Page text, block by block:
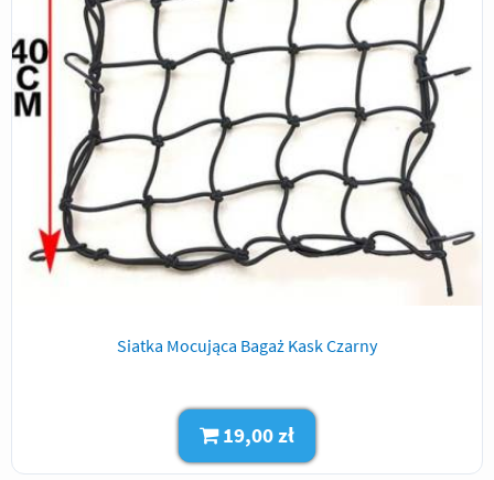
Siatka Mocująca Bagaż Kask Czarny
19,00 zł